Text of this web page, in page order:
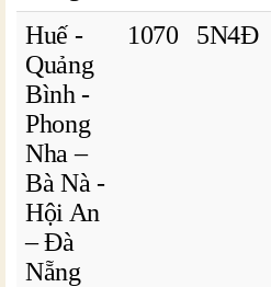
Huế -
Quảng
Bình -
Phong
Nha –
Bà Nà -
Hội An
– Đà
Nẵng
1070 5N4Đ